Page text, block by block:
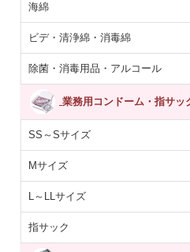
海綿
ビデ・清浄綿・消毒綿
除菌・消毒用品・アルコール
業務用コンドーム・指サッ
SS～Sサイズ
Mサイズ
L～LLサイズ
指サック